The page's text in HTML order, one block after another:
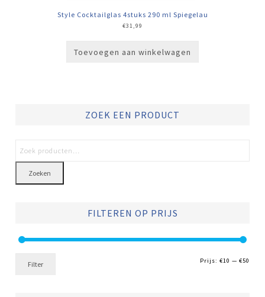
Style Cocktailglas 4stuks 290 ml Spiegelau
€31,99
Toevoegen aan winkelwagen
ZOEK EEN PRODUCT
Zoeken
FILTEREN OP PRIJS
Filter Prijs: €10 — €50